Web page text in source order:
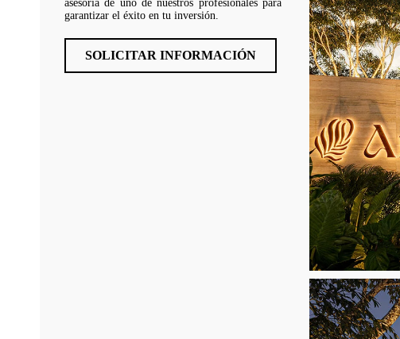
asesoría de uno de nuestros profesionales para
garantizar el éxito en tu inversión.
SOLICITAR INFORMACIÓN